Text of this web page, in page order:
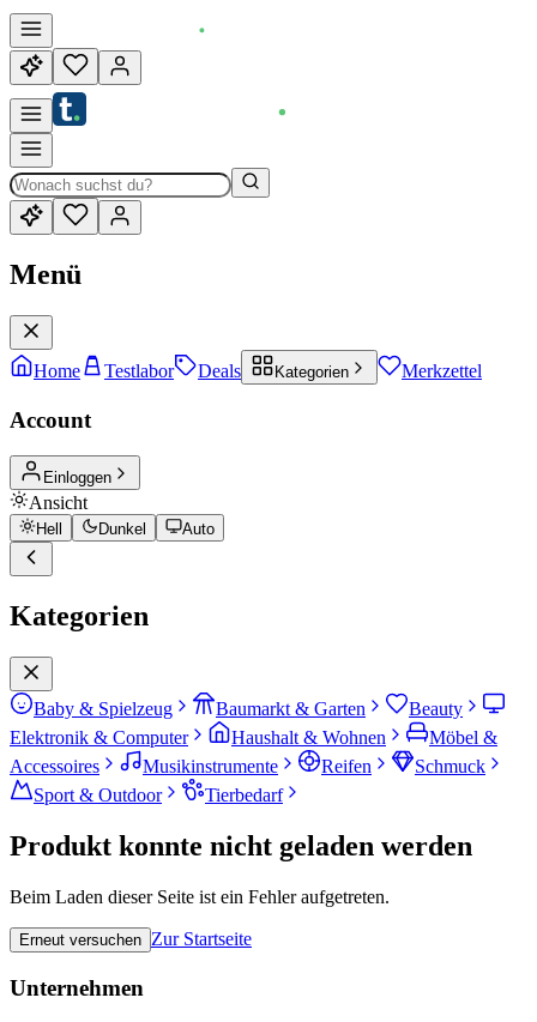
Menü
Home Testlabor Deals Kategorien Merkzettel
Account
Einloggen
Ansicht
Hell Dunkel Auto
Kategorien
Baby & Spielzeug Baumarkt & Garten
Beauty
Elektronik & Computer
Haushalt & Wohnen
Möbel &
Accessoires
Musikinstrumente Reifen
Schmuck
Sport & Outdoor
Tierbedarf
Produkt konnte nicht geladen werden
Beim Laden dieser Seite ist ein Fehler aufgetreten.
Erneut versuchen Zur Startseite
Unternehmen